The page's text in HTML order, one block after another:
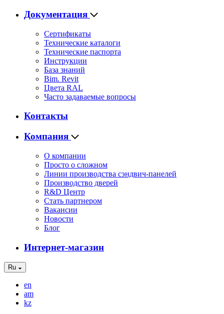
Документация
Сертификаты
Технические каталоги
Технические паспорта
Инструкции
База знаний
Bim. Revit
Цвета RAL
Часто задаваемые вопросы
Контакты
Компания
О компании
Просто о сложном
Линии производства сэндвич-панелей
Производство дверей
R&D Центр
Стать партнером
Вакансии
Новости
Блог
Интернет-магазин
Ru
en
am
kz